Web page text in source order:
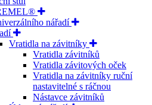
nářadí
Vratidla na závitníky
Vratidla závitníků
Vratidla závitových oček
Vratidla na závitníky ruční
nastavitelné s ráčnou
Nástavce závitníků